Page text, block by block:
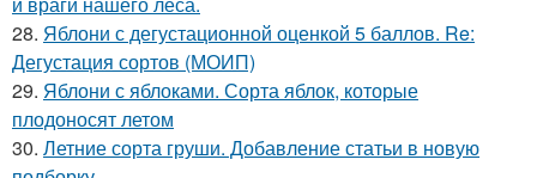
28. Яблони с дегустационной оценкой 5 баллов. Re:
Дегустация сортов (МОИП)
29. Яблони с яблоками. Сорта яблок, которые
плодоносят летом
30. Летние сорта груши. Добавление статьи в новую